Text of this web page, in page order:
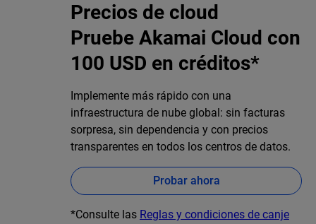
Precios de cloud
Pruebe Akamai Cloud con
100 USD en créditos*
Implemente más rápido con una
infraestructura de nube global: sin facturas
sorpresa, sin dependencia y con precios
transparentes en todos los centros de datos.
Probar ahora
*Consulte las Reglas y condiciones de canje